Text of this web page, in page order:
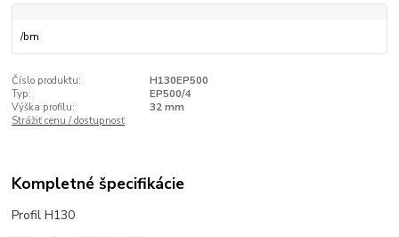
/bm
Číslo produktu:
H130EP500
Typ:
EP500/4
Výška profilu:
32 mm
Strážiť cenu / dostupnosť
Kompletné špecifikácie
Profil H130